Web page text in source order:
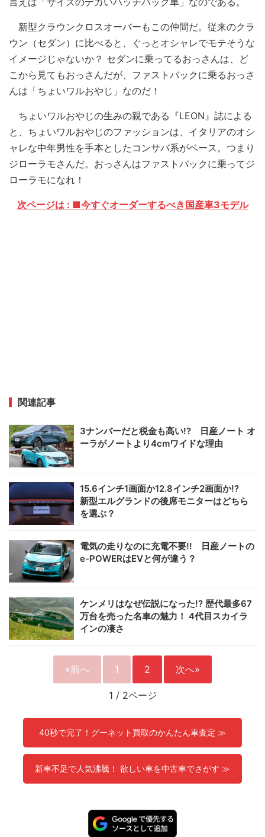
新型クラウンクロスオーバーもこの仲間だ。従来のクラ
ウン（セダン）に比べると、ぐっとオシャレでモテそうな
イメージじゃないか？ セダンに乗ってるおっさんは、ど
こから見てもおっさんだが、ファストバックに乗るおっさ
んは「ちょいワルおやじ」なのだ！
ちょいワルおやじの生みの親である『LEON』誌による
と、ちょいワルおやじのファッションは、イタリアのオシ
ャレな中年男性を手本としたコンサバ系がベース。つまり
ジローラモさんだ。おっさんはファストバックに乗ってジ
ローラモになれ！
次ページは : ■今すぐオーダーするべき国産車3モデル
関連記事
3ナンバーだと税金も高い!? 日産ノート オ
ーラがノートより4cmワイドな理由
15.6インチ1画面か12.8インチ2画面か!?
新型エルグランドの後席モニターはどちら
を選ぶ？
電気の走りなのに充電不要!! 日産ノートの
e-POWERはEVと何が違う？
ケンメリはなぜ伝説になった!? 歴代最多67
万台を売った名車の魅力！ 4代目スカイラ
インの凄さ
«前へ 1 2 次へ»
1 / 2ページ
40秒で完了！グーネット買取のかんたん車査定 ≫
新車不足で人気沸騰！ 欲しい車を中古車でさがす ≫